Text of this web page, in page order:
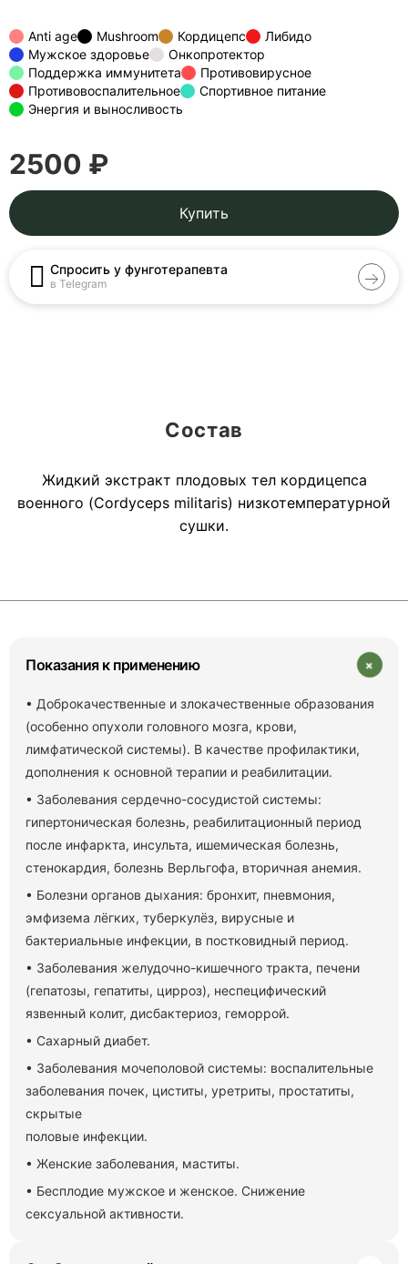
Anti age Mushroom Кордицепс
Либидо
Мужское здоровье
Онкопротектор
Поддержка иммунитета
Противовирусное
Противовоспалительное
Спортивное питание
Энергия и выносливость
2500 ₽
Купить
Спросить у фунготерапевта
в Telegram
Состав
Жидкий экстракт плодовых тел кордицепса
военного (Cordyceps militaris) низкотемпературной
сушки.
Показания к применению +
• Доброкачественные и злокачественные образования
(особенно опухоли головного мозга, крови,
лимфатической системы). В качестве профилактики,
дополнения к основной терапии и реабилитации.
• Заболевания сердечно-сосудистой системы:
гипертоническая болезнь, реабилитационный период
после инфаркта, инсульта, ишемическая болезнь,
стенокардия, болезнь Верльгофа, вторичная анемия.
• Болезни органов дыхания: бронхит, пневмония,
эмфизема лёгких, туберкулёз, вирусные и
бактериальные инфекции, в постковидный период.
• Заболевания желудочно-кишечного тракта, печени
(гепатозы, гепатиты, цирроз), неспецифический
язвенный колит, дисбактериоз, геморрой.
• Сахарный диабет.
• Заболевания мочеполовой системы: воспалительные
заболевания почек, циститы, уретриты, простатиты,
скрытые
половые инфекции.
• Женские заболевания, маститы.
• Бесплодие мужское и женское. Снижение
сексуальной активности.